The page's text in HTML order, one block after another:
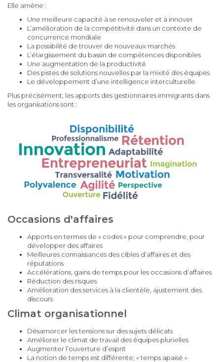
Elle amène :
Une meilleure capacité à se renouveler et à innover
L’amélioration de la compétitivité dans un contexte de
concurrence mondiale
La possibilité de trouver de nouveaux marchés
L’élargissement du bassin de compétences disponibles
Une augmentation de la productivité
Des pistes de solutions nouvelles par la mixité des équipes
Le développement d’une intelligence interculturelle
Plus précisément, les apports des gestionnaires immigrants dans
les organisations sont :
Occasions d'affaires
Apports en termes de « codes » pour comprendre, pour
développer des affaires
Meilleures connaissances des cibles d’affaires et des
réputations
Accélérations, gains de temps pour les occasions d’affaires
Réduction des risques
Amélioration des services à la clientèle, ajustement des
discours
Climat organisationnel
Désamorcer les tensions sur des sujets délicats
Améliorer le climat de travail des équipes plurielles
Augmenter l’ouverture d’esprit
La notion de temps est différente; « temps apaisé »